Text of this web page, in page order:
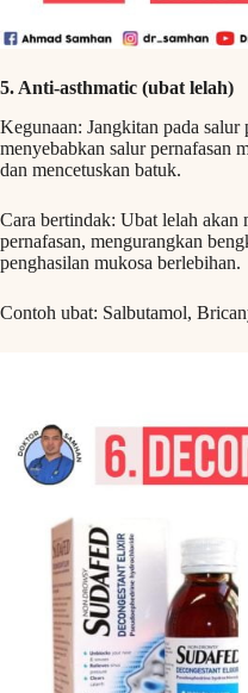
5. Anti-asthmatic (ubat lelah)
Kegunaan: Jangkitan pada salur
menyebabkan salur pernafasan
dan mencetuskan batuk.
Cara bertindak: Ubat lelah akan
pernafasan, mengurangkan
penghasilan mukosa berlebihan.
Contoh ubat: Salbutamol,